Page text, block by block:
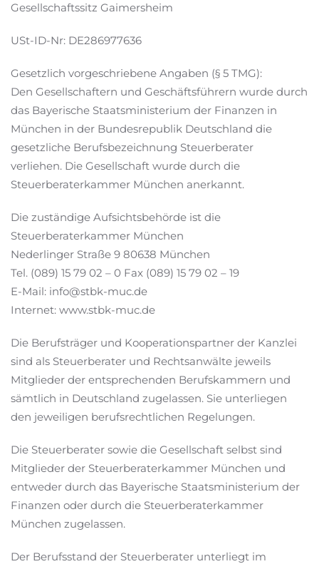
Gesellschaftssitz Gaimersheim
USt-ID-Nr: DE286977636
Gesetzlich vorgeschriebene Angaben (§ 5 TMG):
Den Gesellschaftern und Geschäftsführern wurde durch
das Bayerische Staatsministerium der Finanzen in
München in der Bundesrepublik Deutschland die
gesetzliche Berufsbezeichnung Steuerberater
verliehen. Die Gesellschaft wurde durch die
Steuerberaterkammer München anerkannt.
Die zuständige Aufsichtsbehörde ist die
Steuerberaterkammer München
Nederlinger Straße 9 80638 München
Tel. (089) 15 79 02 – 0 Fax (089) 15 79 02 – 19
E-Mail: info@stbk-muc.de
Internet: www.stbk-muc.de
Die Berufsträger und Kooperationspartner der Kanzlei
sind als Steuerberater und Rechtsanwälte jeweils
Mitglieder der entsprechenden Berufskammern und
sämtlich in Deutschland zugelassen. Sie unterliegen
den jeweiligen berufsrechtlichen Regelungen.
Die Steuerberater sowie die Gesellschaft selbst sind
Mitglieder der Steuerberaterkammer München und
entweder durch das Bayerische Staatsministerium der
Finanzen oder durch die Steuerberaterkammer
München zugelassen.
Der Berufsstand der Steuerberater unterliegt im